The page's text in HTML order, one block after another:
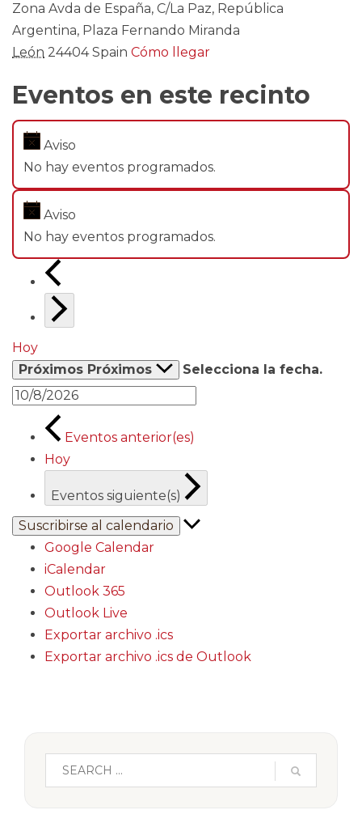
Zona Avda de España, C/La Paz, República
Argentina, Plaza Fernando Miranda
León 24404 Spain Cómo llegar
Eventos en este recinto
Aviso
No hay eventos programados.
Aviso
No hay eventos programados.
Hoy
Próximos Próximos Selecciona la fecha.
Eventos anterior(es)
Hoy
Eventos siguiente(s)
Suscribirse al calendario
Google Calendar
iCalendar
Outlook 365
Outlook Live
Exportar archivo .ics
Exportar archivo .ics de Outlook